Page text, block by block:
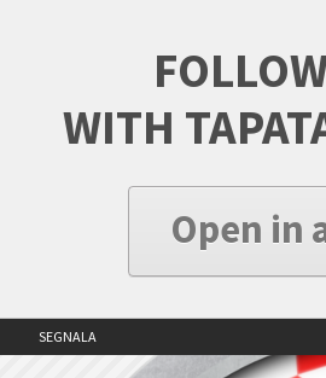
WITH
Open in
SEGNALA